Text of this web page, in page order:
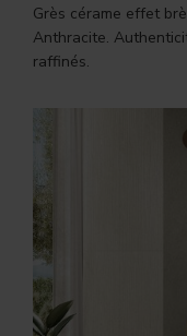
Grès cérame effet
Anthracite.
raffinés.